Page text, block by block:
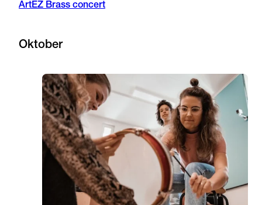
ArtEZ Brass concert
Oktober